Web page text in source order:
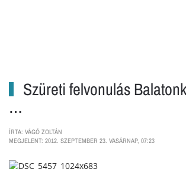
Szüreti felvonulás
…
ÍRTA: VÁGÓ ZOLTÁN
MEGJELENT: 2012. SZEPTEMBER 23. VASÁRNAP, 07:23